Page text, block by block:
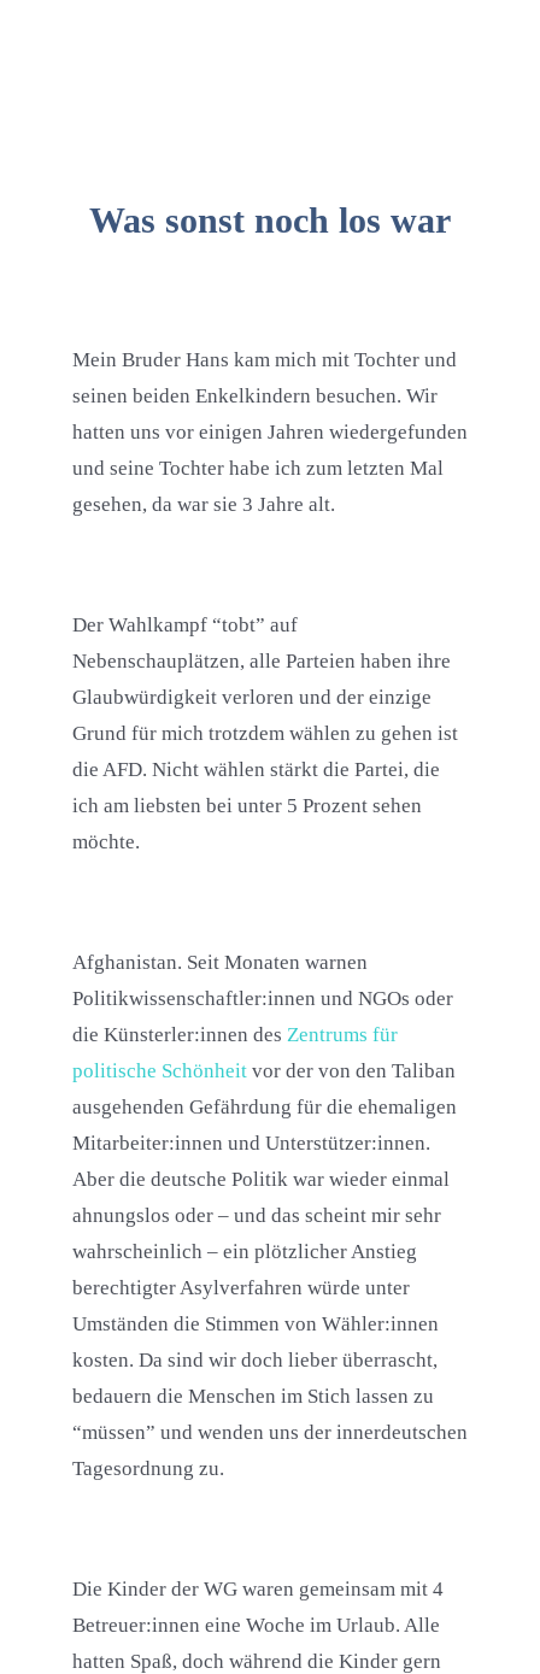
Was sonst noch los war
Mein Bruder Hans kam mich mit Tochter und
seinen beiden Enkelkindern besuchen. Wir
hatten uns vor einigen Jahren wiedergefunden
und seine Tochter habe ich zum letzten Mal
gesehen, da war sie 3 Jahre alt.
Der Wahlkampf “tobt” auf
Nebenschauplätzen, alle Parteien haben ihre
Glaubwürdigkeit verloren und der einzige
Grund für mich trotzdem wählen zu gehen ist
die AFD. Nicht wählen stärkt die Partei, die
ich am liebsten bei unter 5 Prozent sehen
möchte.
Afghanistan. Seit Monaten warnen
Politikwissenschaftler:innen und NGOs oder
die Künsterler:innen des Zentrums für
politische Schönheitvor der von den Taliban
ausgehenden Gefährdung für die ehemaligen
Mitarbeiter:innen und Unterstützer:innen.
Aber die deutsche Politik war wieder einmal
ahnungslos oder – und das scheint mir sehr
wahrscheinlich – ein plötzlicher Anstieg
berechtigter Asylverfahren würde unter
Umständen die Stimmen von Wähler:innen
kosten. Da sind wir doch lieber überrascht,
bedauern die Menschen im Stich lassen zu
“müssen” und wenden uns der innerdeutschen
Tagesordnung zu.
Die Kinder der WG waren gemeinsam mit 4
Betreuer:innen eine Woche im Urlaub. Alle
hatten Spaß, doch während die Kinder gern